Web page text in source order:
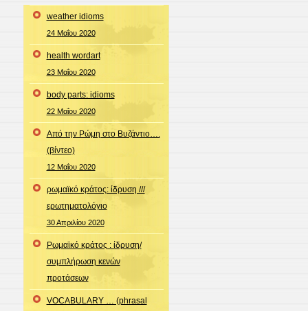
weather idioms
24 Μαΐου 2020
health wordart
23 Μαΐου 2020
body parts: idioms
22 Μαΐου 2020
Από την Ρώμη στο Βυζάντιο….
(βίντεο)
12 Μαΐου 2020
ρωμαϊκό κράτος: ίδρυση ///
ερωτηματολόγιο
30 Απριλίου 2020
Ρωμαϊκό κράτος : ίδρυση/
συμπλήρωση κενών
προτάσεων
VOCABULARY … (phrasal